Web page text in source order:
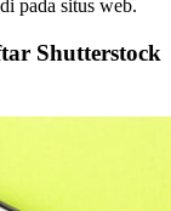
pada situs web.
Shutterstock